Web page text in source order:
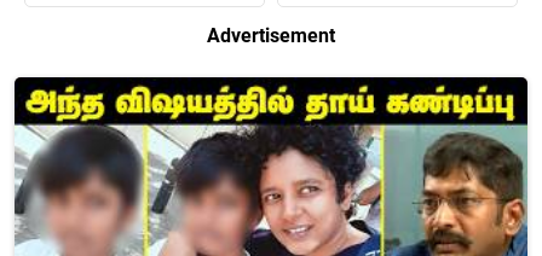
Advertisement